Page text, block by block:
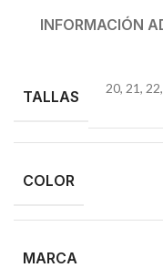
INFORMACIÓN
TALLAS 20, 21, 22,
COLOR
MARCA